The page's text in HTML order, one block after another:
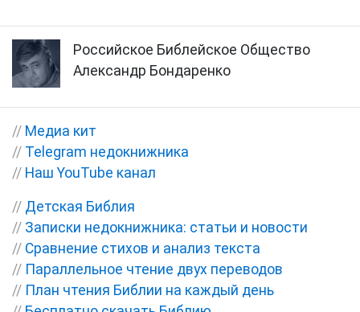
Российское Библейское Общество
Александр Бондаренко
// Медиа кит
// Telegram недокнижника
// Наш YouTube канал
// Детская Библия
// Записки недокнижника: статьи и новости
// Сравнение стихов и анализ текста
// Параллельное чтение двух переводов
// План чтения Библии на каждый день